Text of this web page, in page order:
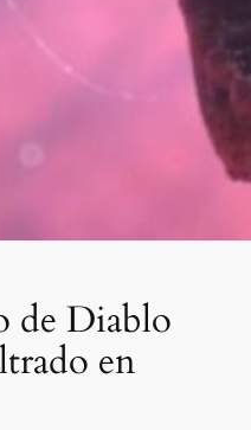
de Diablo
en